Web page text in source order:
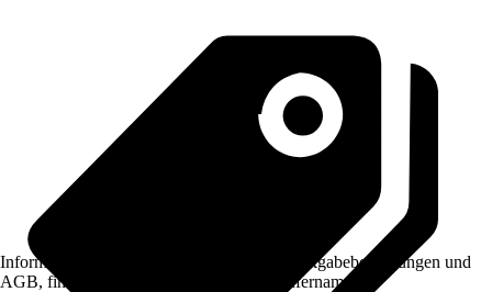
Informationen des Verkäufers, wie z. B. Rückgabebedingungen und
AGB, finden Sie bei Klick auf den Verkäufernamen.